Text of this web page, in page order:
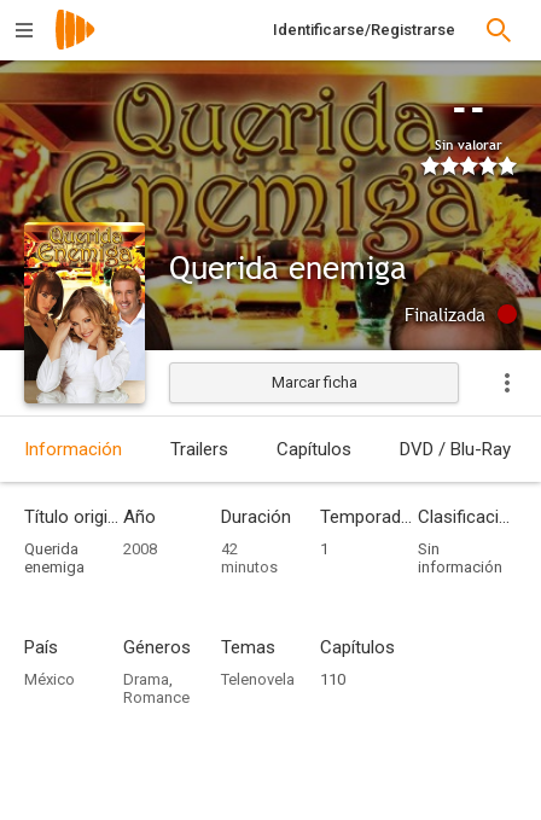
Identificarse/Registrarse
--
Sin valorar
Querida enemiga
Finalizada
Marcar ficha
Información Trailers Capítulos DVD / Blu-Ray
Título original
Querida
enemiga
Año
2008
Duración
42
minutos
Temporadas
1
Clasificación por edades
Sin
información
País
México
Géneros
Drama,
Romance
Temas
Telenovela
Capítulos
110